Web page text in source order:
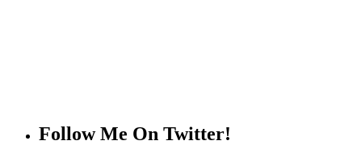
Follow Me On Twitter!